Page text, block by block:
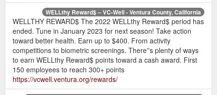
WELLthy Reward$ – VC-Well - Ventura County, California
WELLTHY REWARD$ The 2022 WELLthy Reward$ period has
ended. Tune in January 2023 for next season! Take action
toward better health. Earn up to $400. From activity
competitions to biometric screenings. There''s plenty of ways
to earn WELLthy Reward$ points toward a cash award. First
150 employees to reach 300+ points
https://vcwell.ventura.org/rewards/